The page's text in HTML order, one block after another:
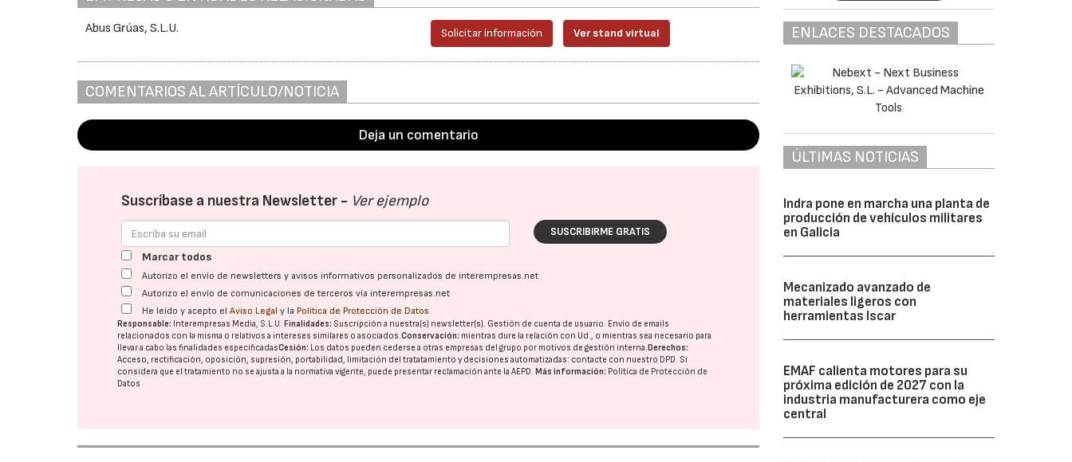
Abus Grúas, S.L.U. Solicitar información Ver stand virtual
COMENTARIOS AL ARTÍCULO/NOTICIA
Deja un comentario
Suscríbase a nuestra Newsletter - Ver ejemplo
SUSCRIBIRME GRATIS
Marcar todos
Autorizo el envío de newsletters y avisos informativos personalizados de interempresas.net
Autorizo el envío de comunicaciones de terceros vía interempresas.net
He leído y acepto elAviso Legal y la Política de Protección de Datos
Responsable: Interempresas Media, S.L.U. Finalidades: Suscripción a nuestra(s) newsletter(s). Gestión de cuenta de usuario. Envío de emails
relacionados con la misma o relativos a intereses similares o asociados.Conservación: mientras dure la relación con Ud., o mientras sea necesario para
llevar a cabo las finalidades especificadasCesión: Los datos pueden cederse a otras empresas del grupo por motivos de gestión interna. Derechos:
Acceso, rectificación, oposición, supresión, portabilidad, limitación del tratatamiento y decisiones automatizadas: contacte con nuestro DPD. Si
considera que el tratamiento no se ajusta a la normativa vigente, puede presentar reclamación ante laAEPD. Más información: Política de Protección de
Datos
ENLACES DESTACADOS
ÚLTIMAS NOTICIAS
Indra pone en marcha una planta de
producción de vehículos militares
en Galicia
Mecanizado avanzado de
materiales ligeros con
herramientas Iscar
EMAF calienta motores para su
próxima edición de 2027 con la
industria manufacturera como eje
central